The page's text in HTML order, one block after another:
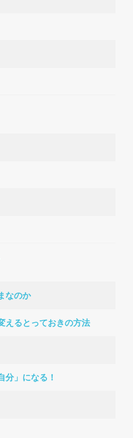
なのか
えるとっておきの方法
分」になる！